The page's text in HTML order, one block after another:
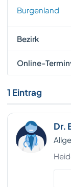
Burgenland
Bezirk
Online-
1 Eintrag
Dr.